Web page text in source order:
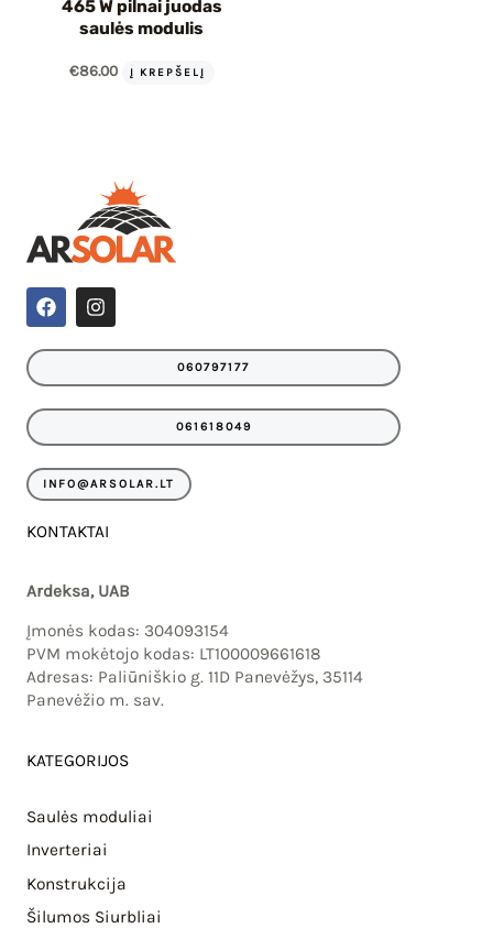
465 W pilnai juodas
saulės modulis
€86.00 Į KREPŠELĮ
F
a
c
e
o
o
I
n
s
t
g
r
m
060797177
061618049
INFO@ARSOLAR.LT
KONTAKTAI
Ardeksa, UAB
Įmonės kodas: 304093154
PVM mokėtojo kodas: LT100009661618
Adresas: Paliūniškio g. 11D Panevėžys, 35114
Panevėžio m. sav.
KATEGORIJOS
Saulės moduliai
Inverteriai
Konstrukcija
Šilumos Siurbliai